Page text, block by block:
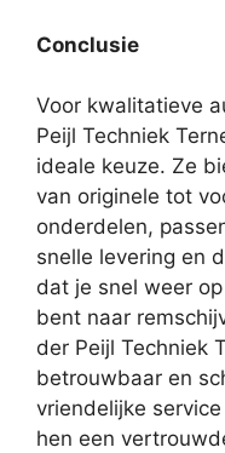
Conclusie
Voor kwalitatieve
Peijl Techniek
ideale keuze. Ze
van originele tot
onderdelen,
snelle levering en
dat je snel weer
bent naar
der Peijl Techniek
betrouwbaar en
vriendelijke
hen een